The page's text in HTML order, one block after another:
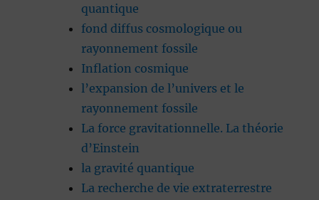
quantique
fond diffus cosmologique ou
rayonnement fossile
Inflation cosmique
l’expansion de l’univers et le
rayonnement fossile
La force gravitationnelle. La théorie
d’Einstein
la gravité quantique
La recherche de vie extraterrestre